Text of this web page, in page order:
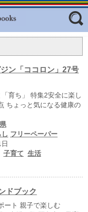
ン「ココロン」27号
育ち」 特集2安全に楽し
ちょっと気になる健康の
し フリーペーパー
子育て 生活
ドブック
ート 親子で楽しむ